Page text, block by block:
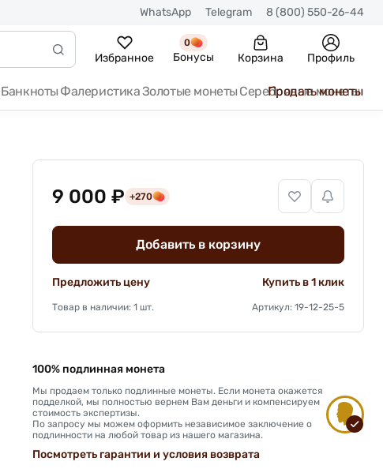
WhatsApp Telegram 8 (800) 550-26-44
Избранное
0
Бонусы Корзина Профиль
Банкноты ФалеристикаЗолотые монеты Серебряные монеты
Продать монеты
9 000 ₽ +270
Добавить в корзину
Предложить цену Купить в 1 клик
Товар в наличии: 1 шт. Артикул: 19-12-25-5
100% подлинная монета
Мы продаем только подлинные монеты. Если монета окажется
подделкой, мы полностью вернем Вам деньги и компенсируем
стоимость экспертизы.
По запросу мы можем оформить независимое заключение о
подлинности на любой товар из нашего магазина.
Посмотреть гарантии и условия возврата